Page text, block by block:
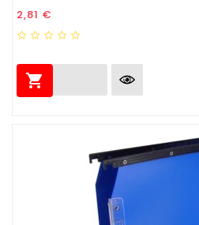
Prezzo
2,81 €
